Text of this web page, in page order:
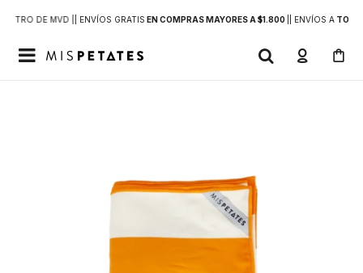
DE MVD | | ENVÍOS GRATIS EN COMPRAS MAYORES A $1.800 | ENVÍOS ATODO
